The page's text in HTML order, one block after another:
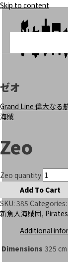
Skip to content
ゼオ
Grand Line 偉大なる
海賊
Zeo
Zeo quantity
Add To Cart
SKU: 385 Categories:
新魚人海賊団,
Additional
Dimensions 325 cm
シャー
Add To Cart
チュウ
Add To Cart
シャー
Add To Cart